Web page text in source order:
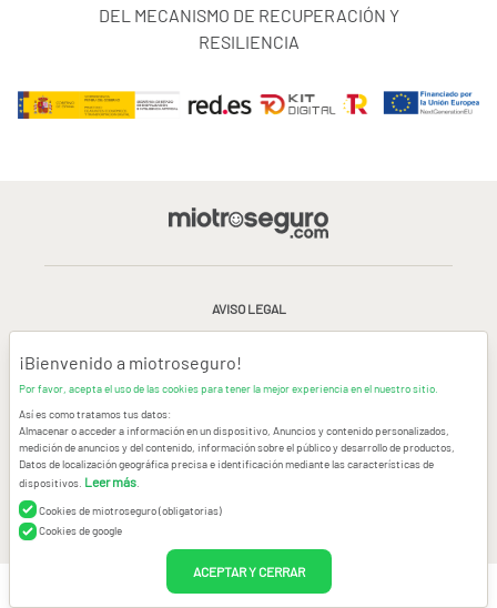
DEL MECANISMO DE RECUPERACIÓN Y
RESILIENCIA
AVISO LEGAL
CONDICIONES GENERALES DE USO
CONTACTAR
© Copyright miotroseguro.com 2026. Todos los derechos reservados
Images designed byFreepik
¡Bienvenido a miotroseguro!
Por favor, acepta el uso de las cookies para tener la mejor experiencia en el nuestro sitio.
Así es como tratamos tus datos:
Almacenar o acceder a información en un dispositivo, Anuncios y contenido personalizados,
medición de anuncios y del contenido, información sobre el público y desarrollo de productos,
Datos de localización geográfica precisa e identificación mediante las características de
dispositivos. Leer más
Cookies de miotroseguro (obligatorias)
Cookies de google
ACEPTAR Y CERRAR